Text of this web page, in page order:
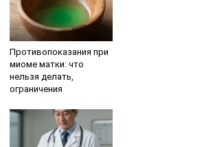
Противопоказания при
миоме матки: что
нельзя делать,
ограничения